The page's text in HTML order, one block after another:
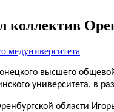
высшего
университета, в
области